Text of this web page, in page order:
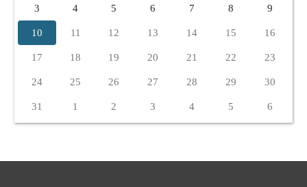
3 4 5 6 7 8 9
10 11 12 13 14 15 16
17 18 19 20 21 22 23
24 25 26 27 28 29 30
31 1 2 3 4 5 6